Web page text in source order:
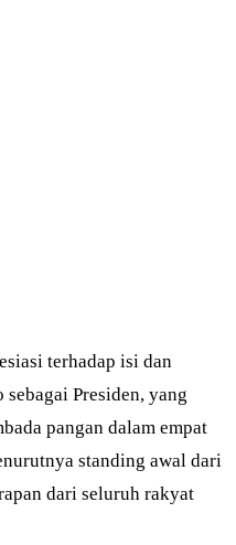
terhadap isi dan
Presiden, yang
pangan dalam empat
standing awal dari
dari seluruh rakyat